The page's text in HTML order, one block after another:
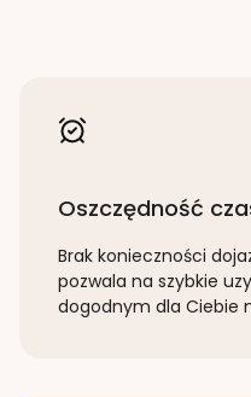
Oszczędność
Brak konieczności
pozwala na szybkie
dogodnym dla Ciebie